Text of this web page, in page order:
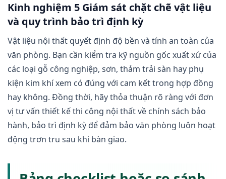
Kinh nghiệm 5 Giám sát chặt chẽ vật liệu
và quy trình bảo trì định kỳ
Vật liệu nội thất quyết định độ bền và tính an toàn của
văn phòng. Bạn cần kiểm tra kỹ nguồn gốc xuất xứ của
các loại gỗ công nghiệp, sơn, thảm trải sàn hay phụ
kiện kim khí xem có đúng với cam kết trong hợp đồng
hay không. Đồng thời, hãy thỏa thuận rõ ràng với đơn
vị tư vấn thiết kế thi công nội thất về chính sách bảo
hành, bảo trì định kỳ để đảm bảo văn phòng luôn hoạt
động trơn tru sau khi bàn giao.